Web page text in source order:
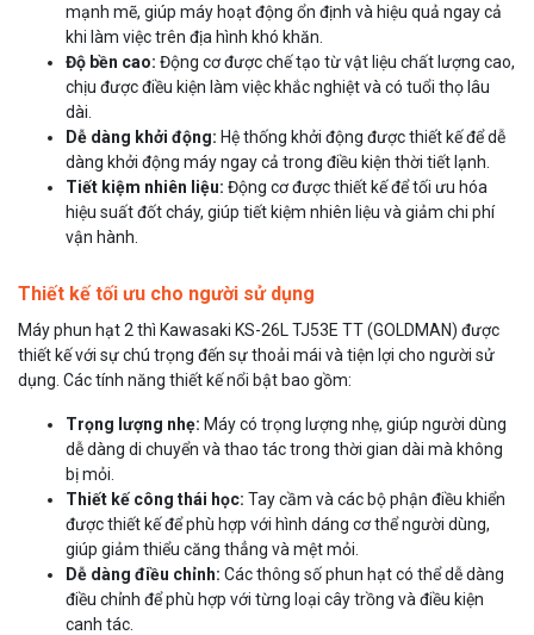
mạnh mẽ, giúp máy hoạt động ổn định và hiệu quả ngay cả
khi làm việc trên địa hình khó khăn.
Độ bền cao: Động cơ được chế tạo từ vật liệu chất lượng cao,
chịu được điều kiện làm việc khắc nghiệt và có tuổi thọ lâu
dài.
Dễ dàng khởi động: Hệ thống khởi động được thiết kế để dễ
dàng khởi động máy ngay cả trong điều kiện thời tiết lạnh.
Tiết kiệm nhiên liệu: Động cơ được thiết kế để tối ưu hóa
hiệu suất đốt cháy, giúp tiết kiệm nhiên liệu và giảm chi phí
vận hành.
Thiết kế tối ưu cho người sử dụng
Máy phun hạt 2 thì Kawasaki KS-26L TJ53E TT (GOLDMAN) được
thiết kế với sự chú trọng đến sự thoải mái và tiện lợi cho người sử
dụng. Các tính năng thiết kế nổi bật bao gồm:
Trọng lượng nhẹ: Máy có trọng lượng nhẹ, giúp người dùng
dễ dàng di chuyển và thao tác trong thời gian dài mà không
bị mỏi.
Thiết kế công thái học: Tay cầm và các bộ phận điều khiển
được thiết kế để phù hợp với hình dáng cơ thể người dùng,
giúp giảm thiểu căng thẳng và mệt mỏi.
Dễ dàng điều chỉnh: Các thông số phun hạt có thể dễ dàng
điều chỉnh để phù hợp với từng loại cây trồng và điều kiện
canh tác.